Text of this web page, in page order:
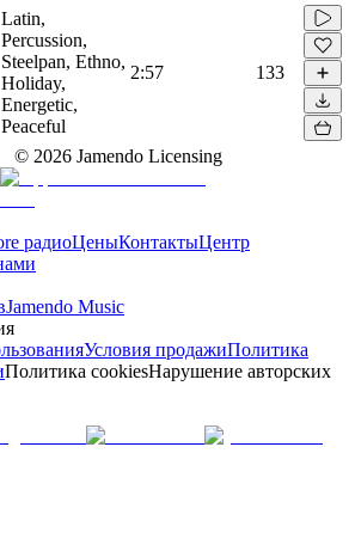
Latin,
Percussion,
Steelpan, Ethno,
Holiday,
Energetic,
Peaceful
2:57 133
© 2026 Jamendo Licensing
радиоЦеныКонтактыЦентр
Jamendo Music
Условия продажиПолитика
Политика cookiesНарушение авторских